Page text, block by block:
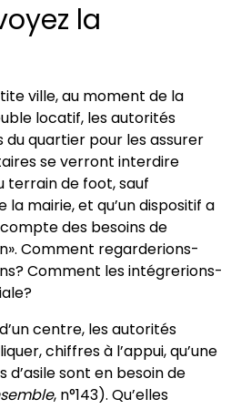
la
ville, au moment de la
locatif, les autorités
quartier pour les assurer
se verront interdire
terrain de foot, sauf
mairie, et qu’un dispositif a
des besoins de
Comment regarderions-
Comment les intégrerions-
centre, les autorités
chiffres à l’appui, qu’une
sont en besoin de
, n°143). Qu’elles